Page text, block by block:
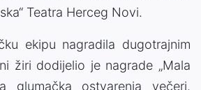
Teatra Herceg Novi.
ekipu nagradila dugotrajnim
žiri dodijelio je nagrade „Mala
glumačka ostvarenja večeri.